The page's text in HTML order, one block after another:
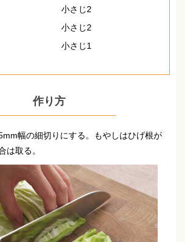
小さじ2
小さじ2
小さじ1
作り方
幅の細切りにする。
もやしはひげ根が
は取る。